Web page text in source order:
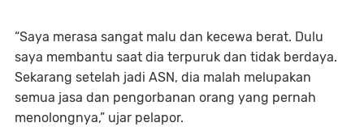
“Saya merasa sangat malu dan kecewa berat. Dulu
saya membantu saat dia terpuruk dan tidak berdaya.
Sekarang setelah jadi ASN, dia malah melupakan
semua jasa dan pengorbanan orang yang pernah
menolongnya,” ujar pelapor.